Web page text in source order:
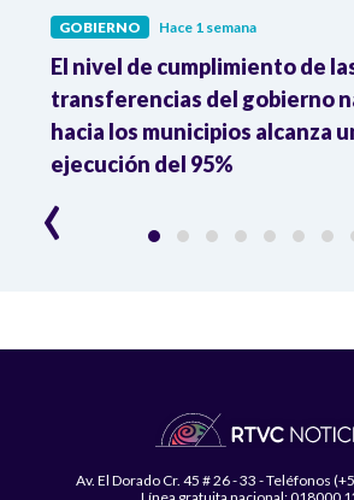
GOBIERNO Hace 1 semana
El nivel de cumplimiento de
transferencias del gobierno
hacia los municipios alcanza
ejecución del 95%
‹
Av. El Dorado Cr. 45 # 26 - 33 - Teléfonos